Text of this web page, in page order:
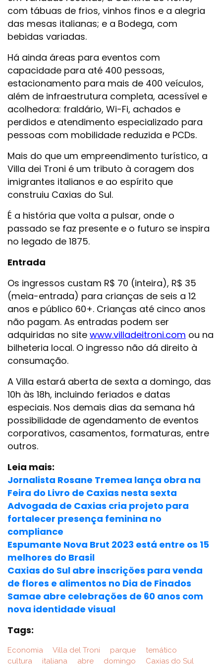
com tábuas de frios, vinhos finos e a alegria
das mesas italianas; e a Bodega, com
bebidas variadas.
Há ainda áreas para eventos com
capacidade para até 400 pessoas,
estacionamento para mais de 400 veículos,
além de infraestrutura completa, acessível e
acolhedora: fraldário, Wi-Fi, achados e
perdidos e atendimento especializado para
pessoas com mobilidade reduzida e PCDs.
Mais do que um empreendimento turístico, a
Villa dei Troni é um tributo à coragem dos
imigrantes italianos e ao espírito que
construiu Caxias do Sul.
É a história que volta a pulsar, onde o
passado se faz presente e o futuro se inspira
no legado de 1875.
Entrada
Os ingressos custam R$ 70 (inteira), R$ 35
(meia-entrada) para crianças de seis a 12
anos e público 60+. Crianças até cinco anos
não pagam. As entradas podem ser
adquiridas no site www.villadeitroni.com ou na
bilheteria local. O ingresso não dá direito à
consumação.
A Villa estará aberta de sexta a domingo, das
10h às 18h, incluindo feriados e datas
especiais. Nos demais dias da semana há
possibilidade de agendamento de eventos
corporativos, casamentos, formaturas, entre
outros.
Leia mais:
Jornalista Rosane Tremea lança obra na
Feira do Livro de Caxias nesta sexta
Advogada de Caxias cria projeto para
fortalecer presença feminina no
compliance
Espumante Nova Brut 2023 está entre os 15
melhores do Brasil
Caxias do Sul abre inscrições para venda
de flores e alimentos no Dia de Finados
Samae abre celebrações de 60 anos com
nova identidade visual
Tags:
Economia Villa del Troni parque
temático
cultura
italiana abre domingo Caxias do Sul